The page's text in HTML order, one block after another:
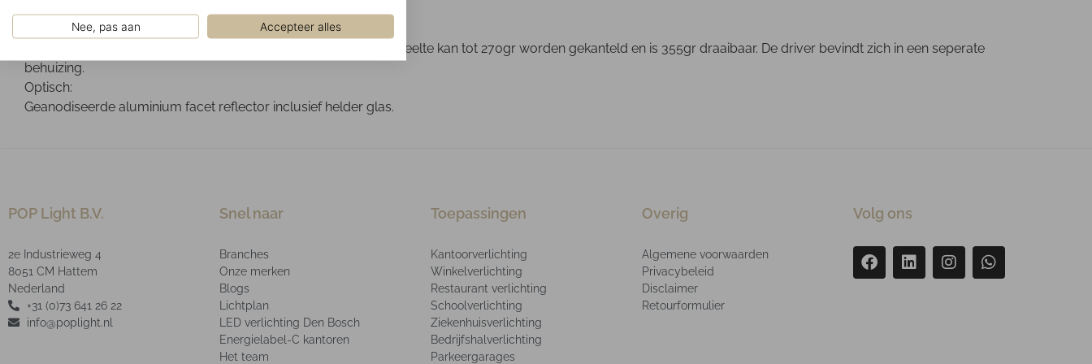
Nee, pas aan Accepteer alles
Ontwerp:
Gepoedercoat aluminium die-cast behuizing. Het optische ge-deelte kan tot 270gr worden gekanteld en is 355gr draaibaar. De driver bevindt zich in een seperate
behuizing.
Optisch:
Geanodiseerde aluminium facet reflector inclusief helder glas.
POP Light B.V.
2e Industrieweg 4
8051 CM Hattem
Nederland
+31 (0)73 641 26 22
info@poplight.nl
Snel naar
Branches
Onze merken
Blogs
Lichtplan
LED verlichting Den Bosch
Energielabel-C kantoren
Het team
Toepassingen
Kantoorverlichting
Winkelverlichting
Restaurant verlichting
Schoolverlichting
Ziekenhuisverlichting
Bedrijfshalverlichting
Parkeergarages
Overig
Algemene voorwaarden
Privacybeleid
Disclaimer
Retourformulier
Volg ons